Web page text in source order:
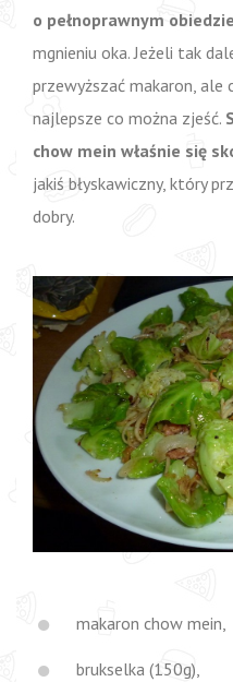
o pełnoprawnym obiedzie
mgnieniu oka. Jeżeli tak
przewyższać makaron, ale
najlepsze co można zjeść.
chow mein właśnie się
jakiś błyskawiczny, który
dobry.
makaron chow mein,
brukselka (150g),